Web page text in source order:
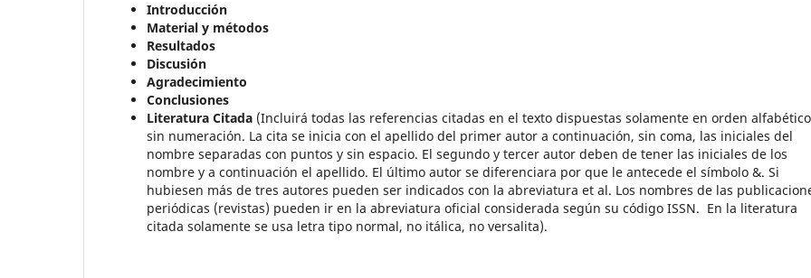
Introducción
Material y métodos
Resultados
Discusión
Agradecimiento
Conclusiones
Literatura Citada (Incluirá todas las referencias citadas en el texto dispuestas solamente en orden
sin numeración. La cita se inicia con el apellido del primer autor a continuación, sin coma, las iniciales del
nombre separadas con puntos y sin espacio. El segundo y tercer autor deben de tener las iniciales de los
nombre y a continuación el apellido. El último autor se diferenciara por que le antecede el símbolo &. Si
hubiesen más de tres autores pueden ser indicados con la abreviatura et al. Los nombres de las
periódicas (revistas) pueden ir en la abreviatura oficial considerada según su código ISSN. En la literatura
citada solamente se usa letra tipo normal, no itálica, no versalita).